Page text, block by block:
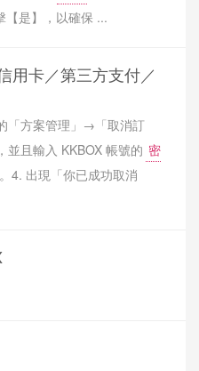
【是】，以確保 ...
用卡／第三方支付／
「方案管理」→「取消訂
並且輸入 KKBOX 帳號的 密
4. 出現「你已成功取消